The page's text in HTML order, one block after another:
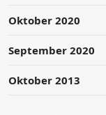
Oktober 2020
September 2020
Oktober 2013